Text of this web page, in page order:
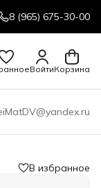
8 (965) 675-30-00
ВойтиКорзина
В избранное